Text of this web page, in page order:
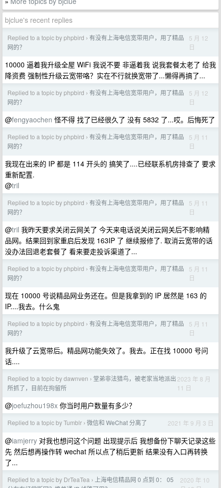
»
bjclue's recent replies
Replied to a topic by phpbird › 有没有上海电信宽带用户，用了精品
网的？
5 月 12
日
10000 逼着我升级全屋 WiFi 我说不要 非逼着我 说我套餐太老了 给我
降资费 强制性升级云宽带咯？实在不行就换宽带了...懒得再搞了...
Replied to a topic by phpbird › 有没有上海电信宽带用户，用了精品
网的？
5 月 12
日
@fengyaochen 怪不得 找了已经很久了 没有 5832 了...哎。后悔死了
Replied to a topic by phpbird › 有没有上海电信宽带用户，用了精品
网的？
5 月 11
日
我现在出来的 IP 都是 114 开头的 搞笑了....已经联系机房排查了 要求
重新配置.
@tril
Replied to a topic by phpbird › 有没有上海电信宽带用户，用了精品
网的？
5 月 11
日
@tril 我昨天要求关闭云网关了 今天来电话说关闭云网关后不影响精
品网。结果回到家重启后发现 163IP 了 继续报修了. 取消云宽带的话
没办法回退老套餐了 看来要走投诉渠道了...
Replied to a topic by phpbird › 有没有上海电信宽带用户，用了精品
网的？
5 月 11
日
现在 10000 号说精品网业务还在。但是我拿到的 IP 居然是 163 的
IP....我去。什么鬼
Replied to a topic by phpbird › 有没有上海电信宽带用户，用了精品
网的？
5 月 11
日
我升级了云宽带后。精品网功能失效了。我去。正在找 10000 号问
话....
Replied to a topic by dawnven › 堂弟非法猎鸟，被老家当地派出
所抓了，目前在拘留所
2023 年 8 月
11 日
@joefuzhou198x 你当时用户数量有多少？
Replied to a topic by Tumblr › 微信和 WeChat 分离了 2021 年 9 月 3 日
@iamjerry 对我也想问这个问题 出现提示后 我想备份下聊天记录这些
先 然后想再操作转 wechat 所以点了稍后更新 结果没有入口再转换
了...
Replied to a topic by DrTeaTea ›
上海电信精品网 0 点到 0： 05
2020 年 10